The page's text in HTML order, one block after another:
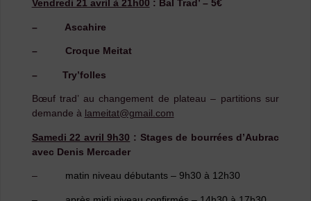
Vendredi 21 avril à 21h00 : Bal Trad’ – 5€
– Ascahire
– Croque Meitat
– Try’folles
Bœuf trad’ au changement de plateau – partitions sur
demande à lameitat@gmail.com
Samedi 22 avril 9h30 : Stages de bourrées d’Aubrac
avec Denis Mercader
–matin niveau débutants – 9h30 à 12h30